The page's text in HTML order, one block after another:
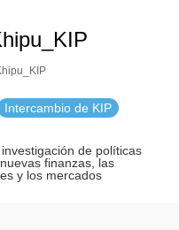
Intercambio de KIP
de políticas
finanzas, las
y los mercados